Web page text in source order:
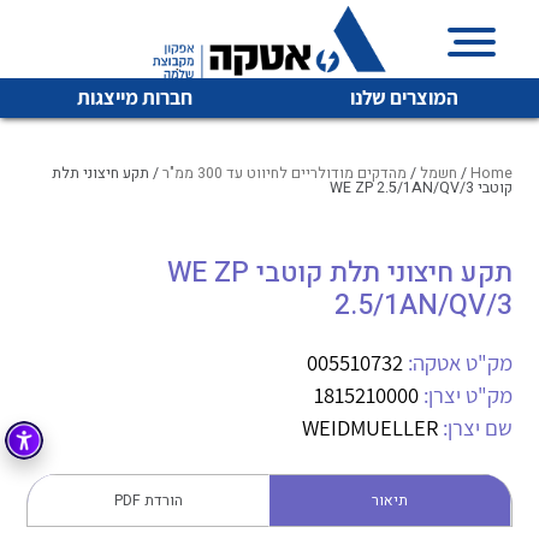
המוצרים שלנו חברות מייצגות
איכות | שרות | זמינות
אטקה בע”מ היא החברה הגדולה והמובילה בישראל בשיווק
מיתוג, בקרה , ואינסטלציה חשמלית ופעילה ב7 תחומים:
חשמל מיתוג ואינסטלציה חשמלית
קופסאות וארונות לחשמל, בקרה ואלקטרוניקה
לכל מוצרי היצרן לכל מוצרי היצרן
לכל מוצרי היצרן לכל מוצרי היצרן
Home
/ חשמל / מהדקים מודולריים לחיווט עד 300 ממ"ר / תקע חיצוני תלת
קוטבי WE ZP 2.5/1AN/QV/3
תקע חיצוני תלת קוטבי WE ZP
2.5/1AN/QV/3
מק"ט אטקה: 005510732
מק"ט יצרן: 1815210000
שם יצרן: WEIDMUELLER
תיאור הורדת PDF